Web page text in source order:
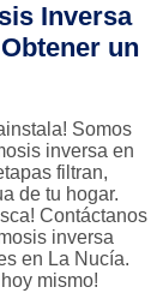
Inversa
un
Somos
inversa en
filtran,
de tu hogar.
Contáctanos
inversa
en La Nucía.
mismo!